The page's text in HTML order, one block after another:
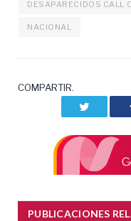
DESAPARECIDOS CALL
NACIONAL
COMPARTIR.
PUBLICACIONES